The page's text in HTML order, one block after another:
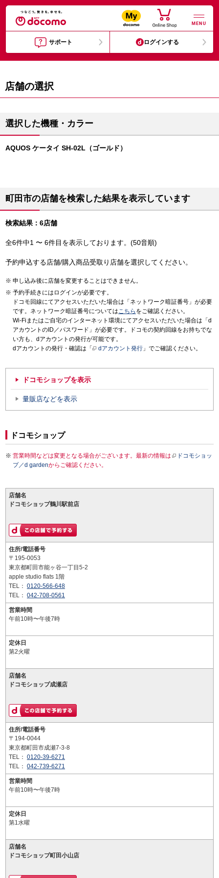
MENU
サポート ログインする
店舗の選択
選択した機種・カラー
AQUOS ケータイ SH-02L（ゴールド）
町田市の店舗を検索した結果を表示しています
検索結果：6店舗
全6件中1 〜 6件目を表示しております。(50音順)
予約申込する店舗/購入商品受取り店舗を選択してください。
申し込み後に店舗を変更することはできません。
予約手続きにはログインが必要です。
ドコモ回線にてアクセスいただいた場合は「ネットワーク暗証番号」が必要
です。ネットワーク暗証番号についてはこちら をご確認ください。
Wi-Fiまたはご自宅のインターネット環境にてアクセスいただいた場合は「d
アカウントのID／パスワード」が必要です。ドコモの契約回線をお持ちでな
い方も、dアカウントの発行が可能です。
dアカウントの発行・確認は「
dアカウント発行 」でご確認ください。
ドコモショップを表示
量販店などを表示
ドコモショップ
営業時間などは変更となる場合がございます。最新の情報は
ドコモショッ
プ／d gardenからご確認ください。
店舗名
ドコモショップ鶴川駅前店
住所/電話番号
〒195-0053
東京都町田市能ヶ谷一丁目5-2
apple studio flats 1階
TEL： 0120-566-648
TEL： 042-708-0561
営業時間
午前10時〜午後7時
定休日
第2火曜
店舗名
ドコモショップ成瀬店
住所/電話番号
〒194-0044
東京都町田市成瀬7-3-8
TEL： 0120-39-6271
TEL： 042-739-6271
営業時間
午前10時〜午後7時
定休日
第1水曜
店舗名
ドコモショップ町田小山店